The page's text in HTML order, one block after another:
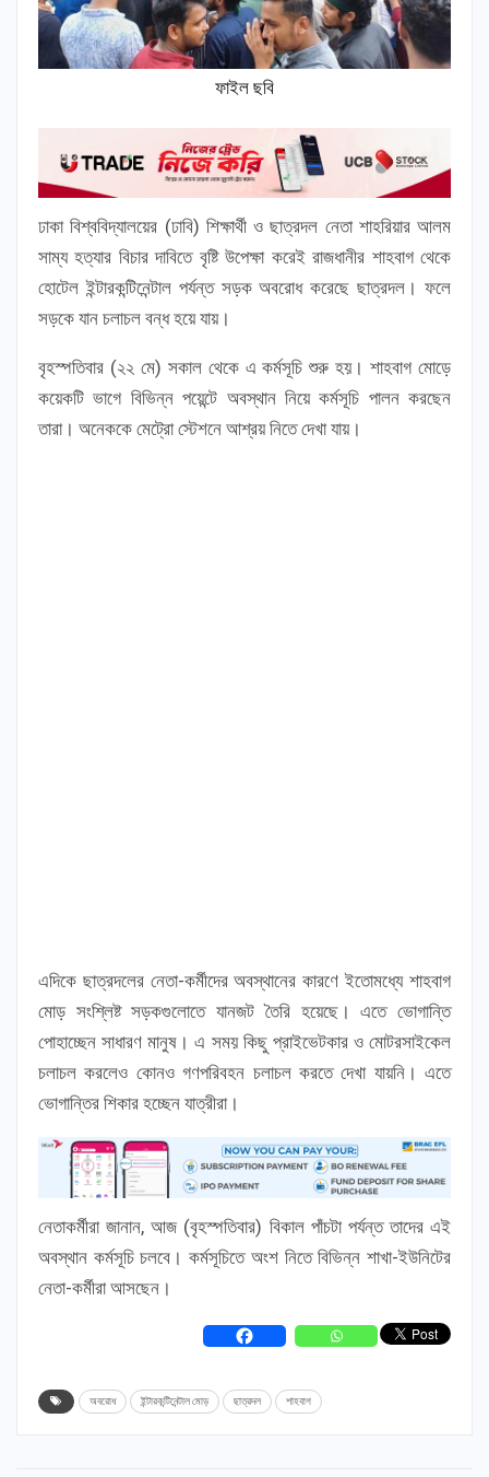
ফাইল ছবি
ঢাকা বিশ্ববিদ্যালয়ের (ঢাবি) শিক্ষার্থী ও ছাত্রদল নেতা শাহরিয়ার আলম
সাম্য হত্যার বিচার দাবিতে বৃষ্টি উপেক্ষা করেই রাজধানীর শাহবাগ থেকে
হোটেল ইন্টারকন্টিনেন্টাল পর্যন্ত সড়ক অবরোধ করেছে ছাত্রদল। ফলে
সড়কে যান চলাচল বন্ধ হয়ে যায়।
বৃহস্পতিবার (২২ মে) সকাল থেকে এ কর্মসূচি শুরু হয়। শাহবাগ মোড়ে
কয়েকটি ভাগে বিভিন্ন পয়েন্টে অবস্থান নিয়ে কর্মসূচি পালন করছেন
তারা। অনেককে মেট্রো স্টেশনে আশ্রয় নিতে দেখা যায়।
এদিকে ছাত্রদলের নেতা-কর্মীদের অবস্থানের কারণে ইতোমধ্যে শাহবাগ
মোড় সংশ্লিষ্ট সড়কগুলোতে যানজট তৈরি হয়েছে। এতে ভোগান্তি
পোহাচ্ছেন সাধারণ মানুষ। এ সময় কিছু প্রাইভেটকার ও মোটরসাইকেল
চলাচল করলেও কোনও গণপরিবহন চলাচল করতে দেখা যায়নি। এতে
ভোগান্তির শিকার হচ্ছেন যাত্রীরা।
নেতাকর্মীরা জানান, আজ (বৃহস্পতিবার) বিকাল পাঁচটা পর্যন্ত তাদের এই
অবস্থান কর্মসূচি চলবে। কর্মসূচিতে অংশ নিতে বিভিন্ন শাখা-ইউনিটের
নেতা-কর্মীরা আসছেন।
অবরোধ ইন্টারকন্টিনেন্টাল মোড় ছাত্রদল শাহবাগ